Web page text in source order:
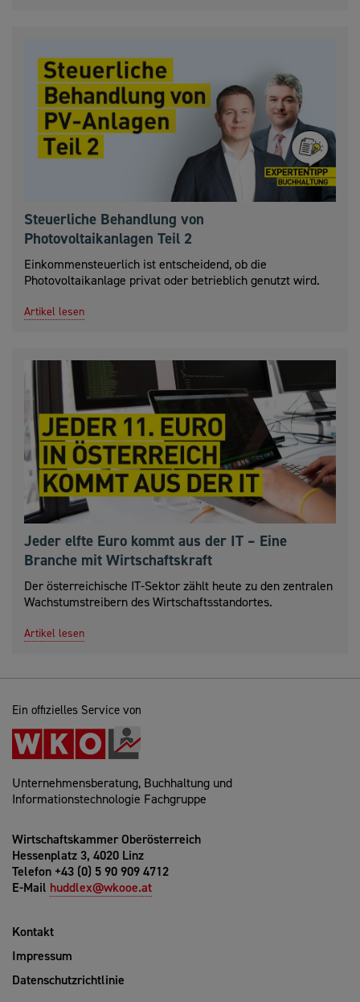
Steuerliche Behandlung von
Photovoltaikanlagen Teil 2
Einkommensteuerlich ist entscheidend, ob die
Photovoltaikanlage privat oder betrieblich genutzt wird.
Artikel lesen
Jeder elfte Euro kommt aus der IT – Eine
Branche mit Wirtschaftskraft
Der österreichische IT-Sektor zählt heute zu den zentralen
Wachstumstreibern des Wirtschaftsstandortes.
Artikel lesen
Ein offizielles Service von
Unternehmensberatung, Buchhaltung und
Informationstechnologie Fachgruppe
Wirtschaftskammer Oberösterreich
Hessenplatz 3, 4020 Linz
Telefon +43 (0) 5 90 909 4712
E-Mail huddlex@wkooe.at
Kontakt
Impressum
Datenschutzrichtlinie